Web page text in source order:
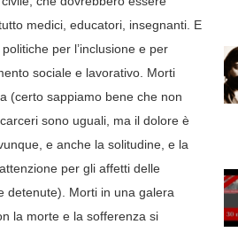
medici, educatori, insegnanti. E
per l’inclusione e per
sociale e lavorativo. Morti
(certo sappiamo bene che non
sono uguali, ma il dolore è
e anche la solitudine, e la
per gli affetti delle
detenute). Morti in una galera
la morte e la sofferenza si